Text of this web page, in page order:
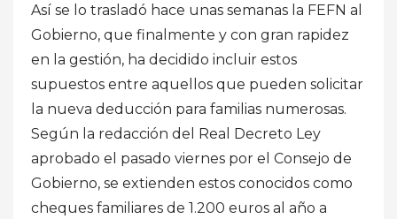
Así se lo trasladó hace unas semanas la FEFN al
Gobierno, que finalmente y con gran rapidez
en la gestión, ha decidido incluir estos
supuestos entre aquellos que pueden solicitar
la nueva deducción para familias numerosas.
Según la redacción del Real Decreto Ley
aprobado el pasado viernes por el Consejo de
Gobierno, se extienden estos conocidos como
cheques familiares de 1.200 euros al año a